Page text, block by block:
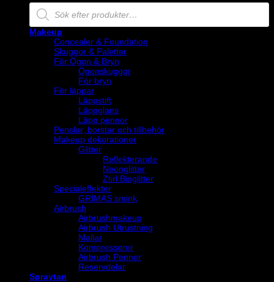
Products
search
Makeup
Concealer & Foundation
Skuggor & Paletter
För Ögon & Bryn
Ögonskuggor
För bryn
För läppar
Läppstift
Läppglans
Läpp pennor
Penslar, borstar och tillbehör
Makeup dekorationer
Glitter
Reflekterande
Neonglitter
Ztirl Bioglitter
Specialeffekter
GRIMAS smink
Airbrush
Airbrushmakeup
Airbrush Utrustning
Mallar
Kompressorer
Airbrush Pennor
Reservdelar
Spraytan